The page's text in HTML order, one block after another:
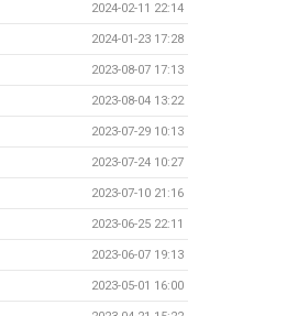
2024-02-11 22:14
2024-01-23 17:28
2023-08-07 17:13
2023-08-04 13:22
2023-07-29 10:13
2023-07-24 10:27
2023-07-10 21:16
2023-06-25 22:11
2023-06-07 19:13
2023-05-01 16:00